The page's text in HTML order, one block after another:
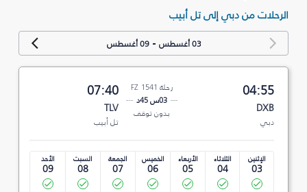
الرحلات من دبي إلى تل أبيب
03 أغسطس -09 أغسطس
04:55
DXB
دبي
رحلة FZ 1541
03س 45د
بدون توقف
07:40
TLV
تل أبيب
الإثنين
03
الثلاثاء
04
الأربعاء
05
الخميس
06
الجمعة
07
السبت
08
الأحد
09